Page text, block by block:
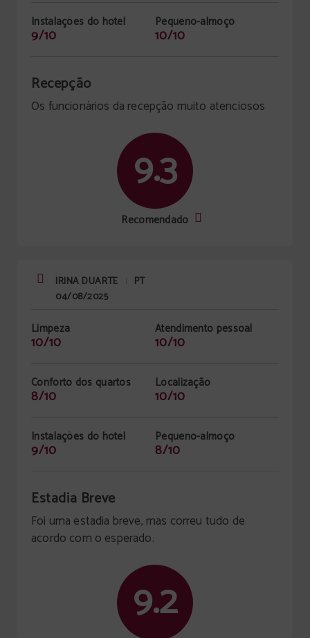
Instalações do hotel
9/10
Pequeno-almoço
10/10
Recepção
Os funcionários da recepção muito atenciosos
9.3
Recomendado
IRINA DUARTE
PT
04/08/2025
Limpeza
10/10
Atendimento pessoal
10/10
Conforto dos quartos
8/10
Localização
10/10
Instalações do hotel
9/10
Pequeno-almoço
8/10
Estadia Breve
Foi uma estadia breve, mas correu tudo de
acordo com o esperado.
9.2